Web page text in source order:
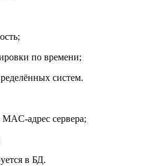
по времени;
систем.
адрес сервера;
в БД.